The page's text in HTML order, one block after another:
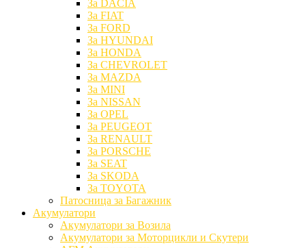
За DACIA
За FIAT
За FORD
За HYUNDAI
За HONDA
За CHEVROLET
За MAZDA
За MINI
За NISSAN
За OPEL
За PEUGEOT
За RENAULT
За PORSCHE
За SEAT
За SKODA
За TOYOTA
Патосница за Багажник
Акумулатори
Акумулатори за Возила
Акумулатори за Моторцикли и Скутери